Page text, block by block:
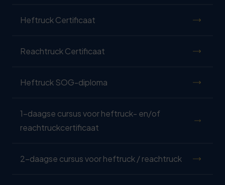
Heftruck Certificaat
Reachtruck Certificaat
Heftruck SOG-diploma
1-daagse cursus voor heftruck- en/of
reachtruckcertificaat
2-daagse cursus voor heftruck / reachtruck